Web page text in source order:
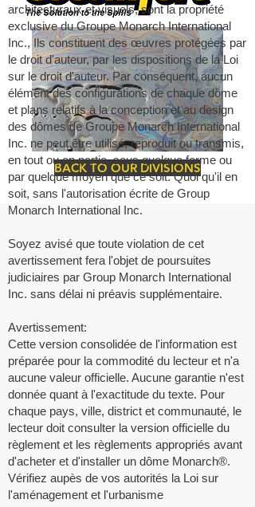
BACK TO OUR DIVISIONS
architecturaux et visuels, sont la propriété
exclusive du Groupe Monarch International
Inc., Ils constituent des œuvres protégées par
le droit d'auteur, par les dispositions de la Loi
sur le droit d'auteur. Par conséquent, aucun
élément des configurations de chaque dôme
et plans relatifs à la conception et au design
des dômes de Groupe Monarch International
Inc. ne peut être utilisé, reproduit ou transmis,
en tout ou en partie, sous quelque forme ou
par quelque moyen que ce soit. Quoi qu'il en
soit, sans l'autorisation écrite de Group
Monarch International Inc.
Soyez avisé que toute violation de cet
avertissement fera l'objet de poursuites
judiciaires par Group Monarch International
Inc. sans délai ni préavis supplémentaire.
Avertissement:
Cette version consolidée de l'information est
préparée pour la commodité du lecteur et n'a
aucune valeur officielle. Aucune garantie n'est
donnée quant à l'exactitude du texte. Pour
chaque pays, ville, district et communauté, le
lecteur doit consulter la version officielle du
règlement et les règlements appropriés avant
d'acheter et d'installer un dôme Monarch®.
Vérifiez aupès de vos autorités la Loi sur
l'aménagement et l'urbanisme